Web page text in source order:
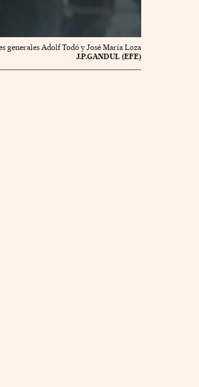
generales Adolf Todó y José María Loza
J.P.GANDUL (EFE)